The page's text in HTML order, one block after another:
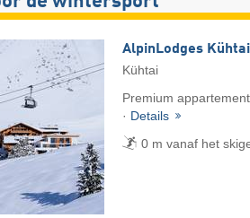
AlpinLodges Kühtai
Kühtai
Premium
· Details
0 m vanaf het